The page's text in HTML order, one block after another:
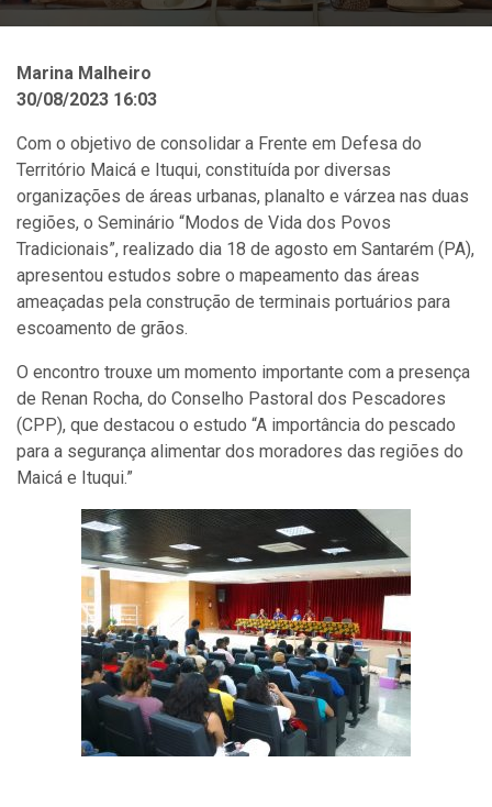
Marina Malheiro
30/08/2023 16:03
Com o objetivo de consolidar a Frente em Defesa do
Território Maicá e Ituqui, constituída por diversas
organizações de áreas urbanas, planalto e várzea nas duas
regiões, o Seminário “Modos de Vida dos Povos
Tradicionais”, realizado dia 18 de agosto em Santarém (PA),
apresentou estudos sobre o mapeamento das áreas
ameaçadas pela construção de terminais portuários para
escoamento de grãos.
O encontro trouxe um momento importante com a presença
de Renan Rocha, do Conselho Pastoral dos Pescadores
(CPP), que destacou o estudo “A importância do pescado
para a segurança alimentar dos moradores das regiões do
Maicá e Ituqui.”